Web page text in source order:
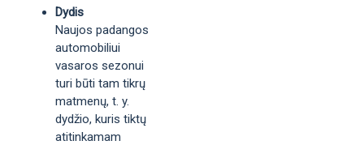
Dydis
Naujos padangos
automobiliui
vasaros sezonui
turi būti tam tikrų
matmenų, t. y.
dydžio, kuris tiktų
atitinkamam